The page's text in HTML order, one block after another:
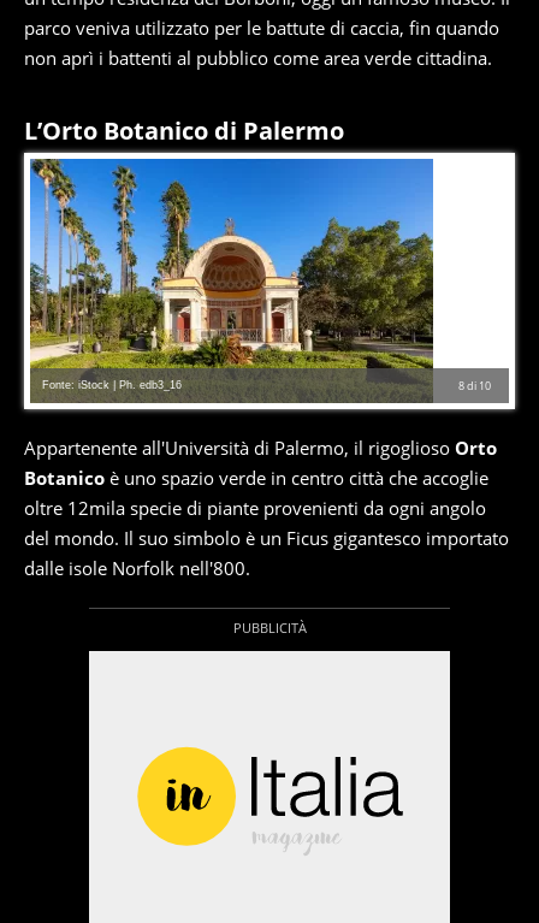
parco veniva utilizzato per le battute di caccia, fin quando
non aprì i battenti al pubblico come area verde cittadina.
L’Orto Botanico di Palermo
8di 10
Fonte: iStock | Ph. edb3_16
Appartenente all'Università di Palermo, il rigoglioso Orto
Botanico è uno spazio verde in centro città che accoglie
oltre 12mila specie di piante provenienti da ogni angolo
del mondo. Il suo simbolo è un Ficus gigantesco importato
dalle isole Norfolk nell'800.